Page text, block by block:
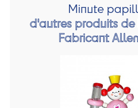
Minute
d'autres produits
Fabricant